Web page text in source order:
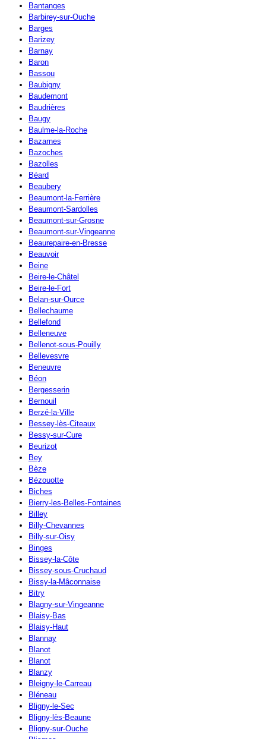
Bantanges
Barbirey-sur-Ouche
Barges
Barizey
Barnay
Baron
Bassou
Baubigny
Baudemont
Baudrières
Baugy
Baulme-la-Roche
Bazarnes
Bazoches
Bazolles
Béard
Beaubery
Beaumont-la-Ferrière
Beaumont-Sardolles
Beaumont-sur-Grosne
Beaumont-sur-Vingeanne
Beaurepaire-en-Bresse
Beauvoir
Beine
Beire-le-Châtel
Beire-le-Fort
Belan-sur-Ource
Bellechaume
Bellefond
Belleneuve
Bellenot-sous-Pouilly
Bellevesvre
Beneuvre
Béon
Bergesserin
Bernouil
Berzé-la-Ville
Bessey-lès-Citeaux
Bessy-sur-Cure
Beurizot
Bey
Bèze
Bézouotte
Biches
Bierry-les-Belles-Fontaines
Billey
Billy-Chevannes
Billy-sur-Oisy
Binges
Bissey-la-Côte
Bissey-sous-Cruchaud
Bissy-la-Mâconnaise
Bitry
Blagny-sur-Vingeanne
Blaisy-Bas
Blaisy-Haut
Blannay
Blanot
Blanot
Blanzy
Bleigny-le-Carreau
Bléneau
Bligny-le-Sec
Bligny-lès-Beaune
Bligny-sur-Ouche